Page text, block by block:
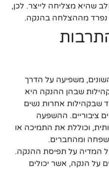
שהיא מצליחה לייצר. לכן,
נפרד מההצלחה בהנקה.
משפיעה על הדרך
שבהן ההנקה היא
שבקהילות אחרות נשים
ציבוריים. ההשפעה
וכוללת את התמיכה או
ומהחברים.
המדיה על תפיסת ההנקה.
על הנקה, אשר יכולים